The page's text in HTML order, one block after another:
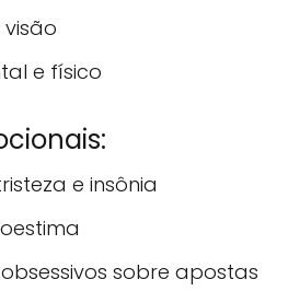
e físico
e insônia
sobre apostas